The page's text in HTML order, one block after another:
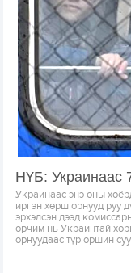
НҮБ: Украинаас
Украинаас энэ оны
иргэн хөрш орнууд руу
эрхэлсэн дээд
орчим нь Украинтай
орнуудаас түр оршин